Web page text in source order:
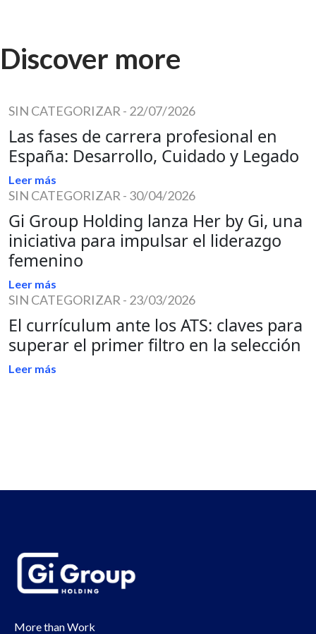
Discover more
SIN CATEGORIZAR - 22/07/2026
Las fases de carrera profesional en
España: Desarrollo, Cuidado y Legado
Leer más
SIN CATEGORIZAR - 30/04/2026
Gi Group Holding lanza Her by Gi, una
iniciativa para impulsar el liderazgo
femenino
Leer más
SIN CATEGORIZAR - 23/03/2026
El currículum ante los ATS: claves para
superar el primer filtro en la selección
Leer más
More than Work